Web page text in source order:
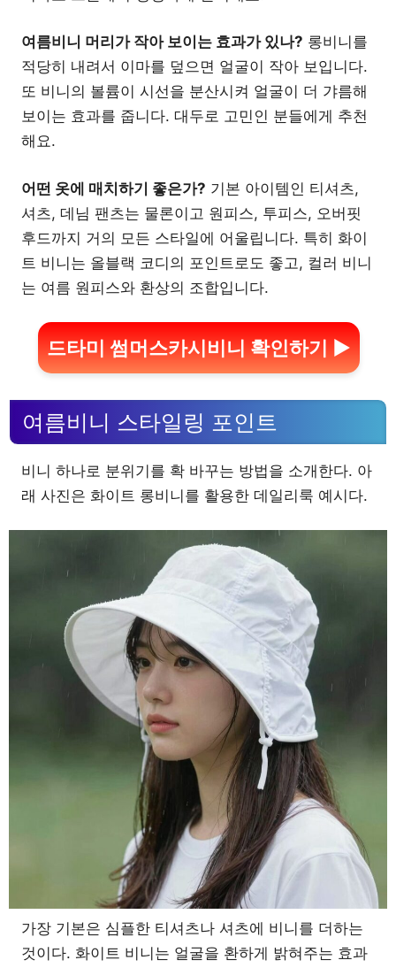
여름비니 머리가 작아 보이는 효과가 있나? 롱비니를
적당히 내려서 이마를 덮으면 얼굴이 작아 보입니다.
또 비니의 볼륨이 시선을 분산시켜 얼굴이 더 갸름해
보이는 효과를 줍니다. 대두로 고민인 분들에게 추천
해요.
어떤 옷에 매치하기 좋은가? 기본 아이템인 티셔츠,
셔츠, 데님 팬츠는 물론이고 원피스, 투피스, 오버핏
후드까지 거의 모든 스타일에 어울립니다. 특히 화이
트 비니는 올블랙 코디의 포인트로도 좋고, 컬러 비니
는 여름 원피스와 환상의 조합입니다.
드타미 썸머스카시비니 확인하기 ▶
여름비니 스타일링 포인트
비니 하나로 분위기를 확 바꾸는 방법을 소개한다. 아
래 사진은 화이트 롱비니를 활용한 데일리룩 예시다.
가장 기본은 심플한 티셔츠나 셔츠에 비니를 더하는
것이다. 화이트 비니는 얼굴을 환하게 밝혀주는 효과